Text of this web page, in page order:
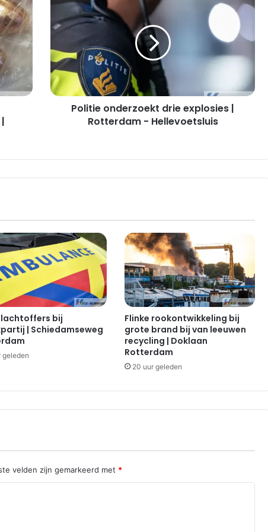
onderzoekt
drie
explosies
Rotterdam
-
Hellevoetsluis
Politie onderzoekt drie explosies |
Rotterdam - Hellevoetsluis
bij
| Schiedamseweg
geleden
Flinke rookontwikkeling bij
grote brand bij van leeuwen
recycling | Doklaan
Rotterdam
20 uur geleden
velden zijn gemarkeerd met *